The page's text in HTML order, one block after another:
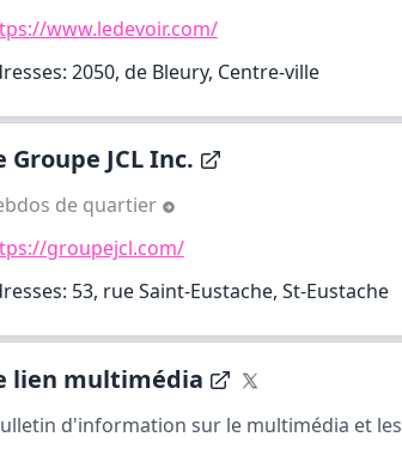
www.ledevoir.com/
2050, de Bleury, Centre-ville
Groupe JCL Inc.
de quartier
groupejcl.com/
53, rue Saint-Eustache, St-Eustache
lien multimédia
d'information sur le multimédia et